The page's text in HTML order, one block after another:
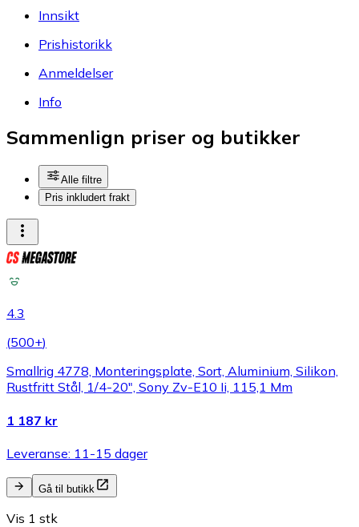
Innsikt
Prishistorikk
Anmeldelser
Info
Sammenlign priser og butikker
Alle filtre
Pris inkludert frakt
4.3
(500+)
Smallrig 4778, Monteringsplate, Sort, Aluminium, Silikon,
Rustfritt Stål, 1/4-20", Sony Zv-E10 Ii, 115,1 Mm
1 187 kr
Leveranse: 11-15 dager
Gå til butikk
Vis 1 stk